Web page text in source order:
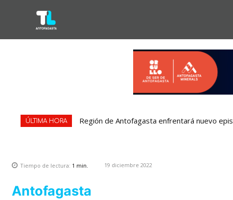
ÚLTIMA HORA Región de Antofagasta enfrentará nuevo
Tiempo de lectura: 1 min. 19 diciembre 2022
Antofagasta